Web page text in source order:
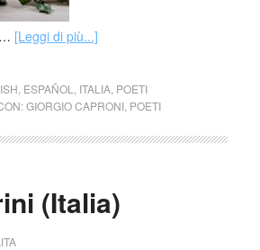
[Leggi di più...]
ESPAÑOL ITALIA, POETI
GIORGIO CAPRONI, POETI
(Italia)